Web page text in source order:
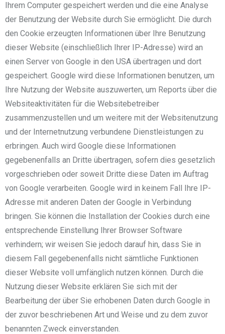
Ihrem Computer gespeichert werden und die eine Analyse
der Benutzung der Website durch Sie ermöglicht. Die durch
den Cookie erzeugten Informationen über Ihre Benutzung
dieser Website (einschließlich Ihrer IP-Adresse) wird an
einen Server von Google in den USA übertragen und dort
gespeichert. Google wird diese Informationen benutzen, um
Ihre Nutzung der Website auszuwerten, um Reports über die
Websiteaktivitäten für die Websitebetreiber
zusammenzustellen und um weitere mit der Websitenutzung
und der Internetnutzung verbundene Dienstleistungen zu
erbringen. Auch wird Google diese Informationen
gegebenenfalls an Dritte übertragen, sofern dies gesetzlich
vorgeschrieben oder soweit Dritte diese Daten im Auftrag
von Google verarbeiten. Google wird in keinem Fall Ihre IP-
Adresse mit anderen Daten der Google in Verbindung
bringen. Sie können die Installation der Cookies durch eine
entsprechende Einstellung Ihrer Browser Software
verhindern; wir weisen Sie jedoch darauf hin, dass Sie in
diesem Fall gegebenenfalls nicht sämtliche Funktionen
dieser Website voll umfänglich nutzen können. Durch die
Nutzung dieser Website erklären Sie sich mit der
Bearbeitung der über Sie erhobenen Daten durch Google in
der zuvor beschriebenen Art und Weise und zu dem zuvor
benannten Zweck einverstanden.